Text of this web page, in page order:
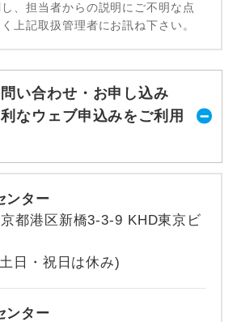
、担当者からの説明にご不明な点
上記取扱管理者にお訊ね下さい。
い合わせ・お申し込み
利なウェブ申込みをご利用
ンター
都港区新橋3-3-9 KHD東京ビ
日・祝日は休み)
ンター